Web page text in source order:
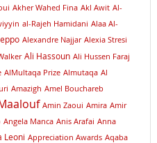
Akher Wahed Fina Akl Awit Al-
al-Rajeh Hamidani Alaa Al-
Alexandre Najjar Alexia Stresi
Ali Hassoun Ali Hussen Faraj
AlMultaqa Prize Almutaqa Al
Amazigh Amel Bouchareb
Amin Zaoui Amira Amir
Angela Manca Anis Arafai Anna
Leoni Appreciation Awards Aqaba